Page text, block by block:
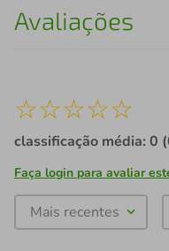
Avaliações
☆☆☆☆☆
classificação média: 0
Faça login para avaliar
Mais recentes